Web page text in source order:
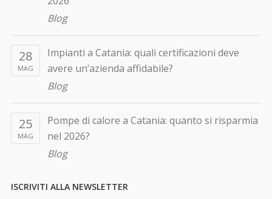
Blog
28
MAG
Impianti a Catania: quali certificazioni deve
avere un’azienda affidabile?
Blog
25
MAG
Pompe di calore a Catania: quanto si risparmia
nel 2026?
Blog
ISCRIVITI ALLA NEWSLETTER